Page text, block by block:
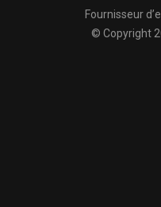
Fournisseur
© Copyright